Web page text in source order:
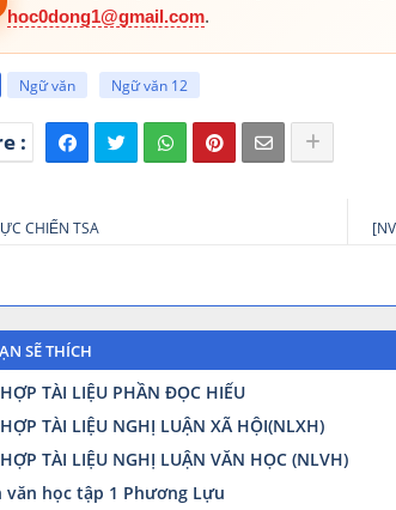
hoc0dong1@gmail.com.
Ngữ văn Ngữ văn 12
CHIẾN TSA
SẼ THÍCH
TÀI LIỆU PHẦN ĐỌC HIỂU
TÀI LIỆU NGHỊ LUẬN XÃ HỘI(NLXH)
TÀI LIỆU NGHỊ LUẬN VĂN HỌC (NLVH)
văn học tập 1 Phương Lựu